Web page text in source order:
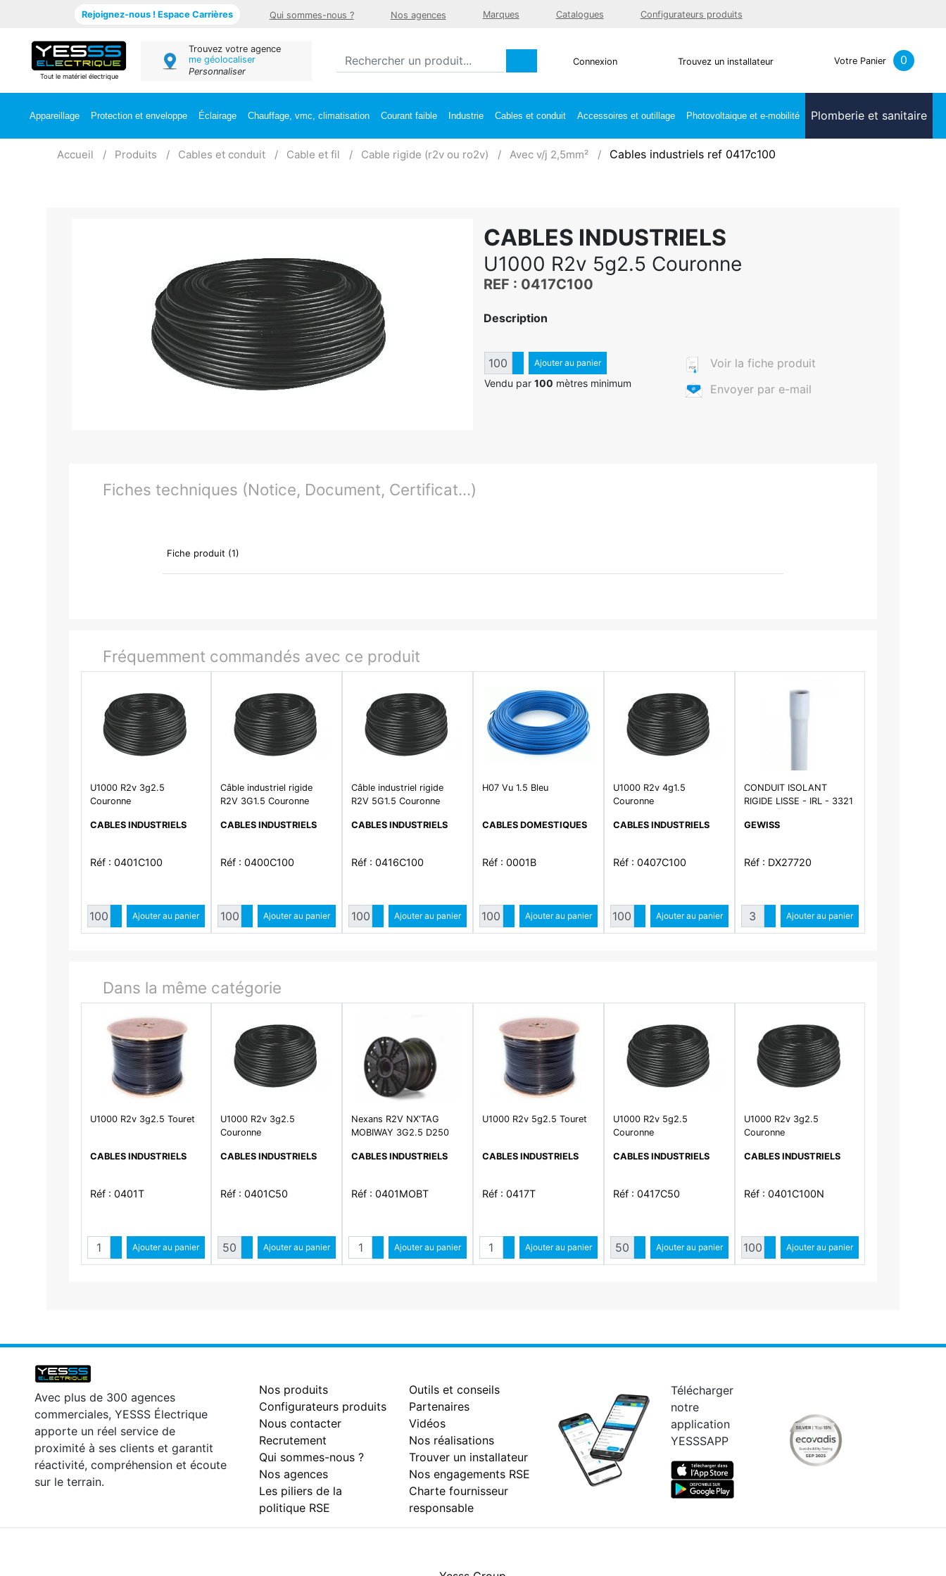
Rejoignez-nous ! Espace Carrières Qui sommes-nous ? Nos agences Marques Catalogues Configurateurs produits
Tout le matériel électrique
Trouvez votre agence
me géolocaliser
Personnaliser
Connexion Trouvez un installateur Votre Panier 0
Appareillage Protection et enveloppe Éclairage Chauffage, vmc, climatisation Courant faible Industrie Cables et conduit Accessoires et outillage Photovoltaique et e-mobilité Plomberie et sanitaire
Accueil Produits Cables et conduit Cable et fil Cable rigide (r2v ou ro2v) Avec v/j 2,5mm² Cables industriels ref 0417c100
CABLES INDUSTRIELS
U1000 R2v 5g2.5 Couronne
REF : 0417C100
Description
QuantitéAugmenter quantité
Diminuer quantité
Ajouter au panier
Vendu par 100 mètres minimum
Voir la fiche produit
Envoyer par e-mail
Fiches techniques (Notice, Document, Certificat...)
Fiche produit (1)
Fréquemment commandés avec ce produit
U1000 R2v 3g2.5
Couronne
CABLES INDUSTRIELS
Réf : 0401C100
Quantité
Augmenter quantité
Diminuer quantité
Ajouter au panier
Câble industriel rigide
R2V 3G1.5 Couronne
CABLES INDUSTRIELS
Réf : 0400C100
Quantité
Augmenter quantité
Diminuer quantité
Ajouter au panier
Câble industriel rigide
R2V 5G1.5 Couronne
CABLES INDUSTRIELS
Réf : 0416C100
Quantité
Augmenter quantité
Diminuer quantité
Ajouter au panier
H07 Vu 1.5 Bleu
CABLES DOMESTIQUES
Réf : 0001B
Quantité
Augmenter quantité
Diminuer quantité
Ajouter au panier
U1000 R2v 4g1.5
Couronne
CABLES INDUSTRIELS
Réf : 0407C100
Quantité
Augmenter quantité
Diminuer quantité
Ajouter au panier
CONDUIT ISOLANT
RIGIDE LISSE - IRL - 3321
LONGUEUR 3M -
GEWISS
Réf : DX27720
Quantité
Augmenter quantité
Diminuer quantité
Ajouter au panier
Dans la même catégorie
U1000 R2v 3g2.5 Touret
CABLES INDUSTRIELS
Réf : 0401T
QuantitéAugmenter quantité
Diminuer quantité
Ajouter au panier
U1000 R2v 3g2.5
Couronne
CABLES INDUSTRIELS
Réf : 0401C50
QuantitéAugmenter quantité
Diminuer quantité
Ajouter au panier
Nexans R2V NX'TAG
MOBIWAY 3G2.5 D250
CABLES INDUSTRIELS
Réf : 0401MOBT
QuantitéAugmenter quantité
Diminuer quantité
Ajouter au panier
U1000 R2v 5g2.5 Touret
CABLES INDUSTRIELS
Réf : 0417T
QuantitéAugmenter quantité
Diminuer quantité
Ajouter au panier
U1000 R2v 5g2.5
Couronne
CABLES INDUSTRIELS
Réf : 0417C50
QuantitéAugmenter quantité
Diminuer quantité
Ajouter au panier
U1000 R2v 3g2.5
Couronne
CABLES INDUSTRIELS
Réf : 0401C100N
QuantitéAugmenter quantité
Diminuer quantité
Ajouter au panier
Avec plus de 300 agences
commerciales, YESSS Électrique
apporte un réel service de
proximité à ses clients et garantit
réactivité, compréhension et écoute
sur le terrain.
Nos produits
Configurateurs produits
Nous contacter
Recrutement
Qui sommes-nous ?
Nos agences
Les piliers de la
politique RSE
Outils et conseils
Partenaires
Vidéos
Nos réalisations
Trouver un installateur
Nos engagements RSE
Charte fournisseur
responsable
Télécharger
notre
application
YESSSAPP